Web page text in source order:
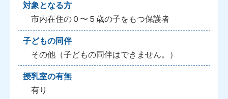
対象となる方
市内在住の０〜５歳の子をもつ保護者
子どもの同伴
その他（子どもの同伴はできません。）
授乳室の有無
有り